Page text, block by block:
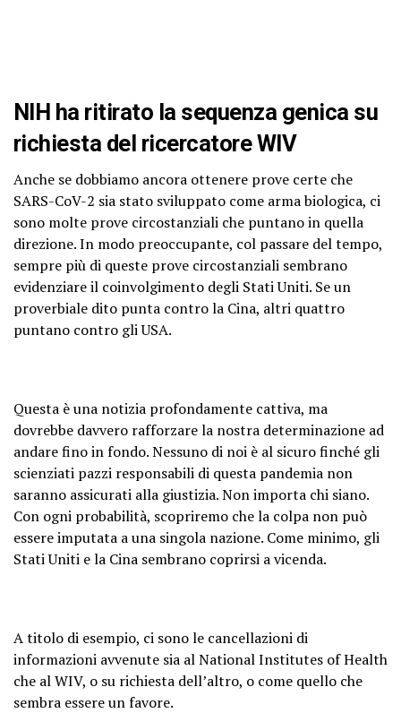
NIH ha ritirato la sequenza genica su
richiesta del ricercatore WIV
Anche se dobbiamo ancora ottenere prove certe che
SARS-CoV-2 sia stato sviluppato come arma biologica, ci
sono molte prove circostanziali che puntano in quella
direzione. In modo preoccupante, col passare del tempo,
sempre più di queste prove circostanziali sembrano
evidenziare il coinvolgimento degli Stati Uniti. Se un
proverbiale dito punta contro la Cina, altri quattro
puntano contro gli USA.
Questa è una notizia profondamente cattiva, ma
dovrebbe davvero rafforzare la nostra determinazione ad
andare fino in fondo. Nessuno di noi è al sicuro finché gli
scienziati pazzi responsabili di questa pandemia non
saranno assicurati alla giustizia. Non importa chi siano.
Con ogni probabilità, scopriremo che la colpa non può
essere imputata a una singola nazione. Come minimo, gli
Stati Uniti e la Cina sembrano coprirsi a vicenda.
A titolo di esempio, ci sono le cancellazioni di
informazioni avvenute sia al National Institutes of Health
che al WIV, o su richiesta dell’altro, o come quello che
sembra essere un favore.